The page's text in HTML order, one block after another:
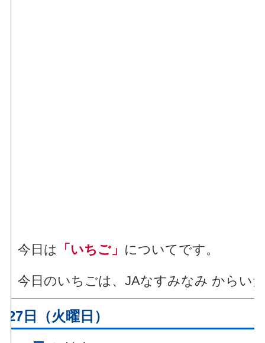
今日は 「いちご」 についてです。
今日のいちごは、JAなすみなみ からい
27日（火曜日）